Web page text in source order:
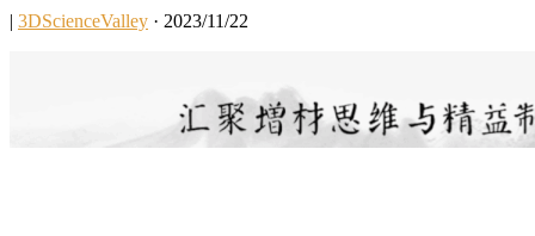
| 3DScienceValley · 2023/11/22